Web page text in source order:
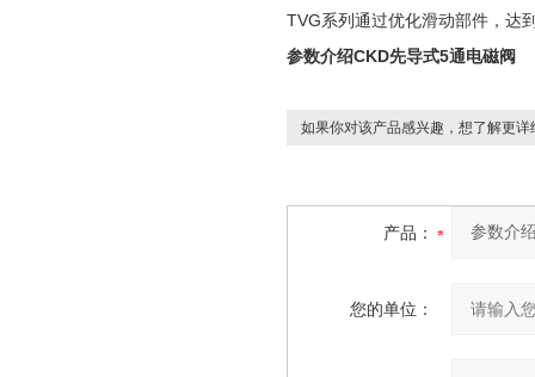
TVG系列通过优化滑动部件，达
参数介绍CKD先导式5通电磁阀
如果你对该产品感兴趣，想了解更详
产品：
您的单位：